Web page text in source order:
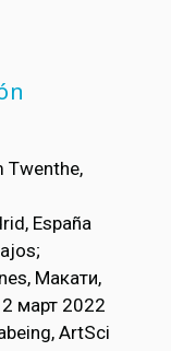
España
Макати,
март 2022
ArtSci